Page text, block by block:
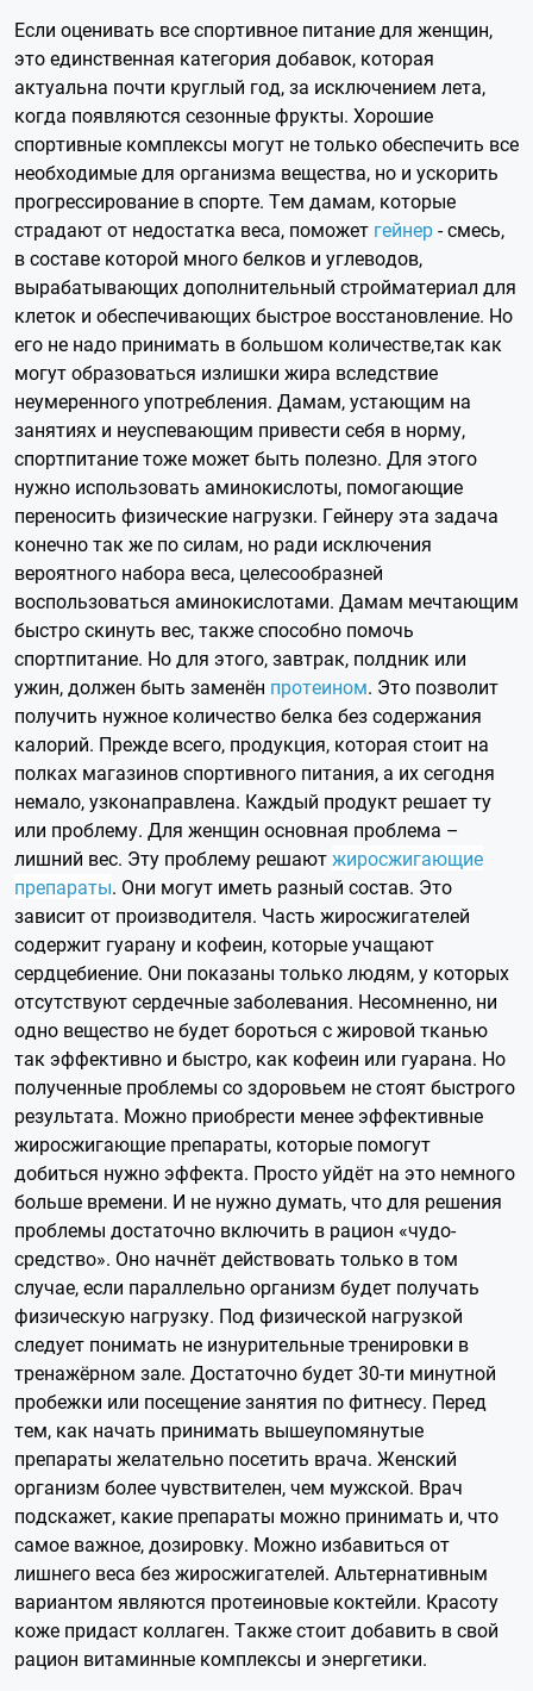
Если оценивать все спортивное питание для женщин,
это единственная категория добавок, которая
актуальна почти круглый год, за исключением лета,
когда появляются сезонные фрукты. Хорошие
спортивные комплексы могут не только обеспечить все
необходимые для организма вещества, но и ускорить
прогрессирование в спорте. Тем дамам, которые
страдают от недостатка веса, поможет гейнер- смесь,
в составе которой много белков и углеводов,
вырабатывающих дополнительный стройматериал для
клеток и обеспечивающих быстрое восстановление. Но
его не надо принимать в большом количестве,так как
могут образоваться излишки жира вследствие
неумеренного употребления. Дамам, устающим на
занятиях и неуспевающим привести себя в норму,
спортпитание тоже может быть полезно. Для этого
нужно использовать аминокислоты, помогающие
переносить физические нагрузки. Гейнеру эта задача
конечно так же по силам, но ради исключения
вероятного набора веса, целесообразней
воспользоваться аминокислотами. Дамам мечтающим
быстро скинуть вес, также способно помочь
спортпитание. Но для этого, завтрак, полдник или
ужин, должен быть заменён протеином. Это позволит
получить нужное количество белка без содержания
калорий. Прежде всего, продукция, которая стоит на
полках магазинов спортивного питания, а их сегодня
немало, узконаправлена. Каждый продукт решает ту
или проблему. Для женщин основная проблема –
лишний вес. Эту проблему решаютжиросжигающие
препараты. Они могут иметь разный состав. Это
зависит от производителя. Часть жиросжигателей
содержит гуарану и кофеин, которые учащают
сердцебиение. Они показаны только людям, у которых
отсутствуют сердечные заболевания. Несомненно, ни
одно вещество не будет бороться с жировой тканью
так эффективно и быстро, как кофеин или гуарана. Но
полученные проблемы со здоровьем не стоят быстрого
результата. Можно приобрести менее эффективные
жиросжигающие препараты, которые помогут
добиться нужно эффекта. Просто уйдёт на это немного
больше времени. И не нужно думать, что для решения
проблемы достаточно включить в рацион «чудо-
средство». Оно начнёт действовать только в том
случае, если параллельно организм будет получать
физическую нагрузку. Под физической нагрузкой
следует понимать не изнурительные тренировки в
тренажёрном зале. Достаточно будет 30-ти минутной
пробежки или посещение занятия по фитнесу. Перед
тем, как начать принимать вышеупомянутые
препараты желательно посетить врача. Женский
организм более чувствителен, чем мужской. Врач
подскажет, какие препараты можно принимать и, что
самое важное, дозировку. Можно избавиться от
лишнего веса без жиросжигателей. Альтернативным
вариантом являются протеиновые коктейли. Красоту
коже придаст коллаген. Также стоит добавить в свой
рацион витаминные комплексы и энергетики.